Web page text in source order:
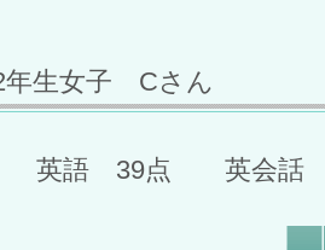
生女子 Cさん
英語 39点 英会